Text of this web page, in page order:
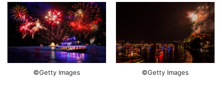
©Getty Images ©Getty Images